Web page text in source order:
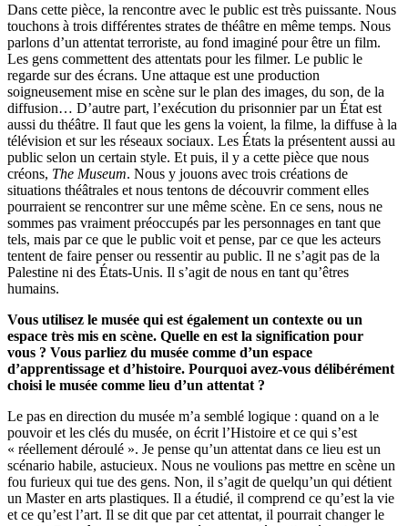
Dans cette pièce, la rencontre avec le public est très puissante. Nous
touchons à trois différentes strates de théâtre en même temps. Nous
parlons d’un attentat terroriste, au fond imaginé pour être un film.
Les gens commettent des attentats pour les filmer. Le public le
regarde sur des écrans. Une attaque est une production
soigneusement mise en scène sur le plan des images, du son, de la
diffusion… D’autre part, l’exécution du prisonnier par un État est
aussi du théâtre. Il faut que les gens la voient, la filme, la diffuse à la
télévision et sur les réseaux sociaux. Les États la présentent aussi au
public selon un certain style. Et puis, il y a cette pièce que nous
créons, The Museum. Nous y jouons avec trois créations de
situations théâtrales et nous tentons de découvrir comment elles
pourraient se rencontrer sur une même scène. En ce sens, nous ne
sommes pas vraiment préoccupés par les personnages en tant que
tels, mais par ce que le public voit et pense, par ce que les acteurs
tentent de faire penser ou ressentir au public. Il ne s’agit pas de la
Palestine ni des États-Unis. Il s’agit de nous en tant qu’êtres
humains.
Vous utilisez le musée qui est également un contexte ou un
espace très mis en scène. Quelle en est la signification pour
vous ? Vous parliez du musée comme d’un espace
d’apprentissage et d’histoire. Pourquoi avez-vous délibérément
choisi le musée comme lieu d’un attentat ?
Le pas en direction du musée m’a semblé logique : quand on a le
pouvoir et les clés du musée, on écrit l’Histoire et ce qui s’est
« réellement déroulé ». Je pense qu’un attentat dans ce lieu est un
scénario habile, astucieux. Nous ne voulions pas mettre en scène un
fou furieux qui tue des gens. Non, il s’agit de quelqu’un qui détient
un Master en arts plastiques. Il a étudié, il comprend ce qu’est la vie
et ce qu’est l’art. Il se dit que par cet attentat, il pourrait changer le